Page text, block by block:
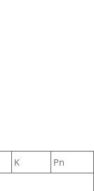
K Pn